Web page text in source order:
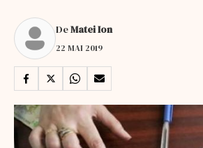
DeMatei Ion
22 MAI 2019